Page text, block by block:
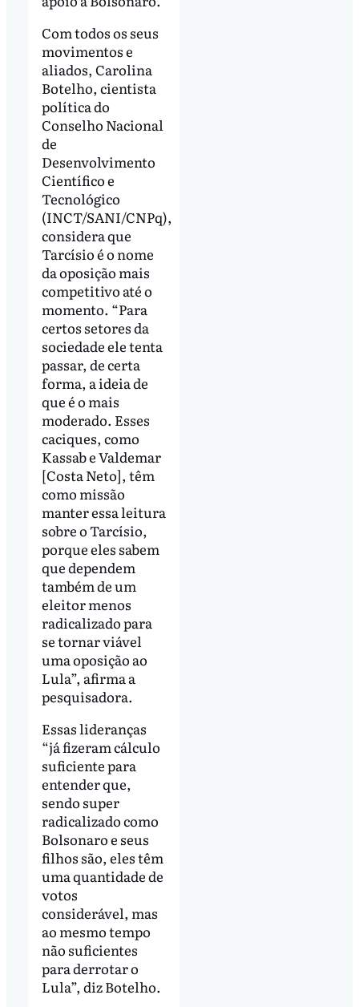
Com todos os seus
movimentos e
aliados, Carolina
Botelho, cientista
política do
Conselho Nacional
de
Desenvolvimento
Científico e
Tecnológico
(INCT/SANI/CNPq),
considera que
Tarcísio é o nome
da oposição mais
competitivo até o
momento. “Para
certos setores da
sociedade ele tenta
passar, de certa
forma, a ideia de
que é o mais
moderado. Esses
caciques, como
Kassab e Valdemar
[Costa Neto], têm
como missão
manter essa leitura
sobre o Tarcísio,
porque eles sabem
que dependem
também de um
eleitor menos
radicalizado para
se tornar viável
uma oposição ao
Lula”, afirma a
pesquisadora.
Essas lideranças
“já fizeram cálculo
suficiente para
entender que,
sendo super
radicalizado como
Bolsonaro e seus
filhos são, eles têm
uma quantidade de
votos
considerável, mas
ao mesmo tempo
não suficientes
para derrotar o
Lula”, diz Botelho.